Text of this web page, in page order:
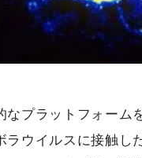
なプラットフォーム
ラウイルスに接触し